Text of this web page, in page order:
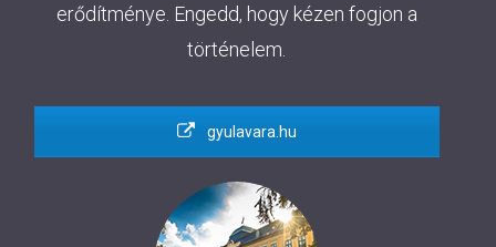
erődítménye. Engedd, hogy kézen fogjon a
történelem.
gyulavara.hu